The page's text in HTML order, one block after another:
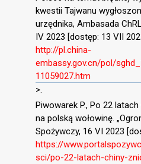
kwestii Tajwanu
urzędnika, Ambasada
IV 2023 [dostęp: 13 VII
http://pl.china-
embassy.gov.cn/pol/
11059027.htm
>.
Piwowarek P., Po 22
na polską wołowinę.
Spożywczy, 16 VI 2023
https://
sci/po-22-latach-chiny-